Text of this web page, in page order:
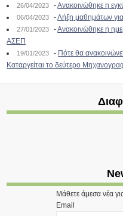
26/04/2023 -Ανακοινώθηκε η
06/04/2023 -Λήξη μαθημάτων
27/01/2023 -Ανακοινώθηκε η
ΑΣΕΠ
19/01/2023 - Πότε θα
Καταργείται το δεύτερο
Μάθετε άμεσα νέα
Email